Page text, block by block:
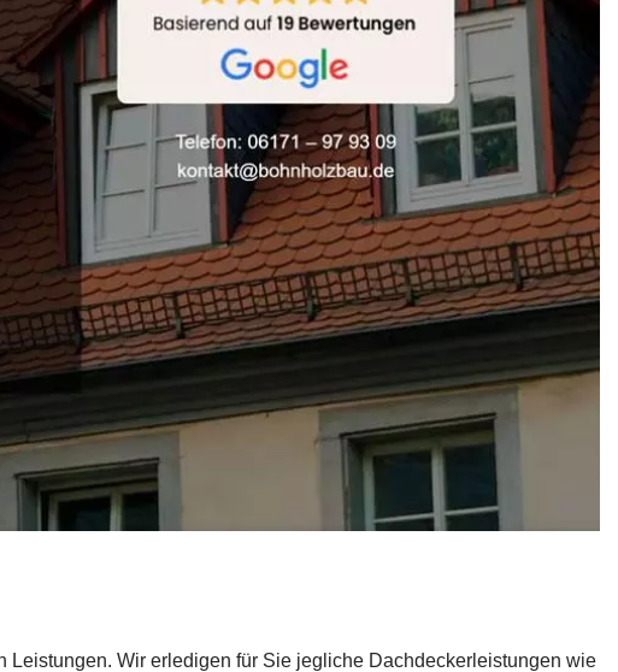
Wir erledigen für Sie jegliche Dachdeckerleistungen wie